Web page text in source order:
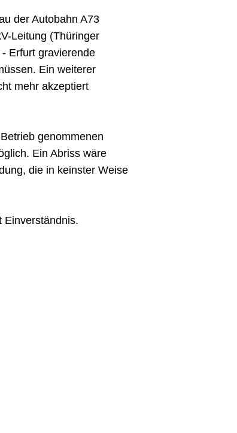
der Autobahn A73
Leitung (Thüringer
Erfurt gravierende
Ein weiterer
mehr akzeptiert
genommenen
Ein Abriss wäre
die in keinster Weise
Einverständnis.